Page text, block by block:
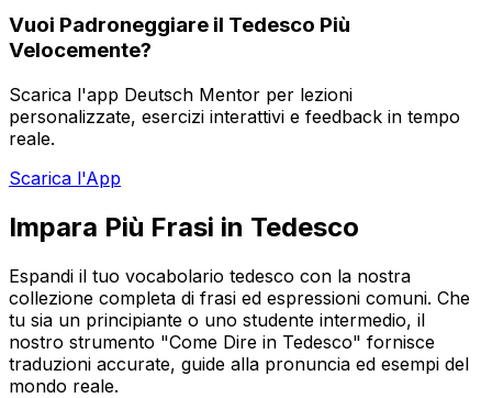
Vuoi Padroneggiare il Tedesco Più
Velocemente?
Scarica l'app Deutsch Mentor per lezioni
personalizzate, esercizi interattivi e feedback in tempo
reale.
Scarica l'App
Impara Più Frasi in Tedesco
Espandi il tuo vocabolario tedesco con la nostra
collezione completa di frasi ed espressioni comuni. Che
tu sia un principiante o uno studente intermedio, il
nostro strumento "Come Dire in Tedesco" fornisce
traduzioni accurate, guide alla pronuncia ed esempi del
mondo reale.